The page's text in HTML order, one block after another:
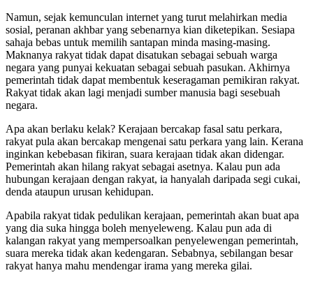
Namun, sejak kemunculan internet yang turut melahirkan media
sosial, peranan akhbar yang sebenarnya kian diketepikan. Sesiapa
sahaja bebas untuk memilih santapan minda masing-masing.
Maknanya rakyat tidak dapat disatukan sebagai sebuah warga
negara yang punyai kekuatan sebagai sebuah pasukan. Akhirnya
pemerintah tidak dapat membentuk keseragaman pemikiran rakyat.
Rakyat tidak akan lagi menjadi sumber manusia bagi sesebuah
negara.
Apa akan berlaku kelak? Kerajaan bercakap fasal satu perkara,
rakyat pula akan bercakap mengenai satu perkara yang lain. Kerana
inginkan kebebasan fikiran, suara kerajaan tidak akan didengar.
Pemerintah akan hilang rakyat sebagai asetnya. Kalau pun ada
hubungan kerajaan dengan rakyat, ia hanyalah daripada segi cukai,
denda ataupun urusan kehidupan.
Apabila rakyat tidak pedulikan kerajaan, pemerintah akan buat apa
yang dia suka hingga boleh menyeleweng. Kalau pun ada di
kalangan rakyat yang mempersoalkan penyelewengan pemerintah,
suara mereka tidak akan kedengaran. Sebabnya, sebilangan besar
rakyat hanya mahu mendengar irama yang mereka gilai.